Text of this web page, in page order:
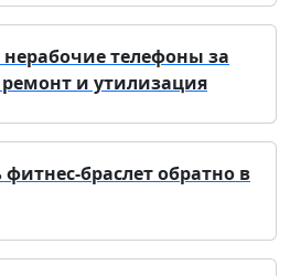
телефоны за
и утилизация
браслет обратно в